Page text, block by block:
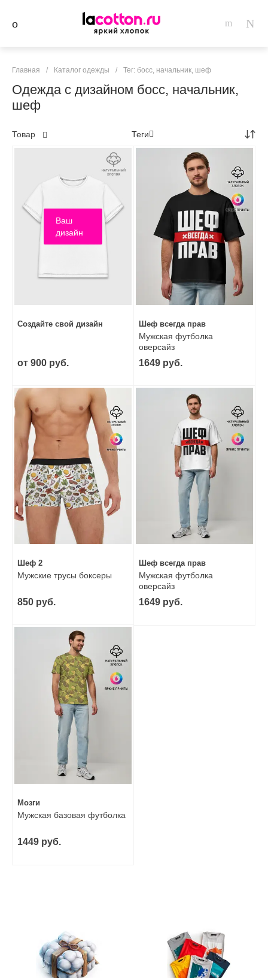
Главная / Каталог одежды / Тег: босс, начальник, шеф
Одежда с дизайном босс, начальник,
шеф
Товар Теги
Ваш
дизайн
Создайте свой дизайн
от 900 руб.
Шеф всегда прав
Мужская футболка
оверсайз
1649 руб.
Шеф 2
Мужские трусы боксеры
850 руб.
Шеф всегда прав
Мужская футболка
оверсайз
1649 руб.
Мозги
Мужская базовая футболка
1449 руб.